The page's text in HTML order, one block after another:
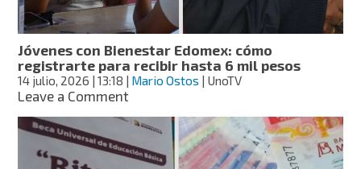
Jóvenes con Bienestar Edomex: cómo
registrarte para recibir hasta 6 mil pesos
14 julio, 2026 | 13:18 | Mario Ostos | UnoTV
Leave a Commenton
con
Bienestar
Edomex: